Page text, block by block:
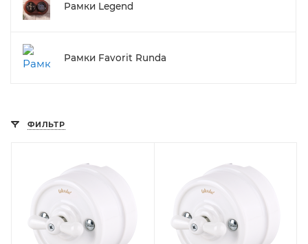
Рамки Legend
Рамки Favorit Runda
ФИЛЬТР